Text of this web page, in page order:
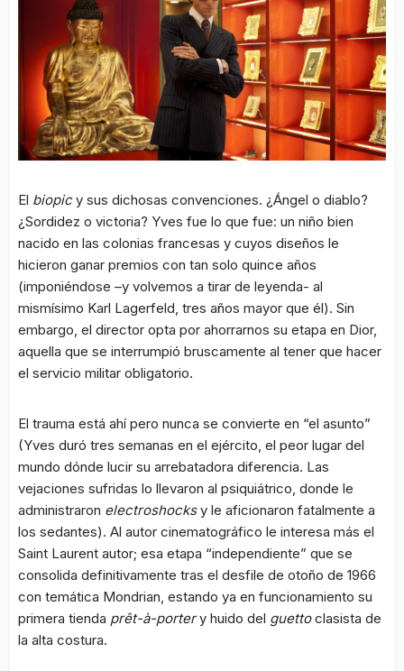
El biopicy sus dichosas convenciones. ¿Ángel o diablo?
¿Sordidez o victoria? Yves fue lo que fue: un niño bien
nacido en las colonias francesas y cuyos diseños le
hicieron ganar premios con tan solo quince años
(imponiéndose –y volvemos a tirar de leyenda- al
mismísimo Karl Lagerfeld, tres años mayor que él). Sin
embargo, el director opta por ahorrarnos su etapa en Dior,
aquella que se interrumpió bruscamente al tener que hacer
el servicio militar obligatorio.
El trauma está ahí pero nunca se convierte en “el asunto”
(Yves duró tres semanas en el ejército, el peor lugar del
mundo dónde lucir su arrebatadora diferencia. Las
vejaciones sufridas lo llevaron al psiquiátrico, donde le
administraron electroshocksy le aficionaron fatalmente a
los sedantes). Al autor cinematográfico le interesa más el
Saint Laurent autor; esa etapa “independiente” que se
consolida definitivamente tras el desfile de otoño de 1966
con temática Mondrian, estando ya en funcionamiento su
primera tienda prêt-à-portery huido del guettoclasista de
la alta costura.